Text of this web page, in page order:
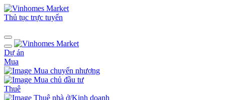
Thủ tục trực tuyến
Dự án
Mua
Mua chuyển nhượng
Mua chủ đầu tư
Thuê
Thuê nhà ở/Kinh doanh